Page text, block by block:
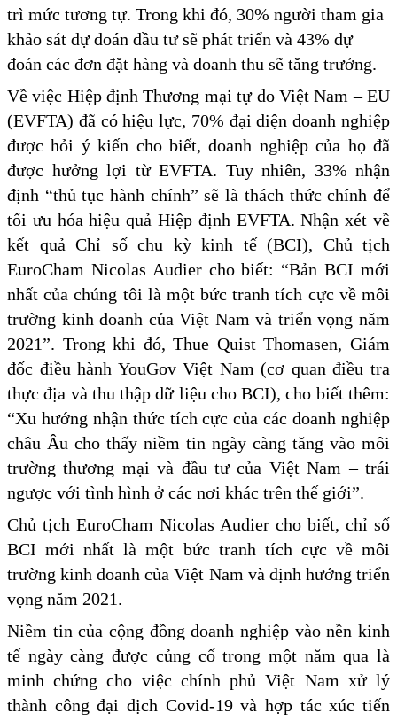
trì mức tương tự. Trong khi đó, 30% người tham gia
khảo sát dự đoán đầu tư sẽ phát triển và 43% dự
đoán các đơn đặt hàng và doanh thu sẽ tăng trưởng.
Về việc Hiệp định Thương mại tự do Việt Nam – EU
(EVFTA) đã có hiệu lực, 70% đại diện doanh nghiệp
được hỏi ý kiến cho biết, doanh nghiệp của họ đã
được hưởng lợi từ EVFTA. Tuy nhiên, 33% nhận
định “thủ tục hành chính” sẽ là thách thức chính để
tối ưu hóa hiệu quả Hiệp định EVFTA. Nhận xét về
kết quả Chỉ số chu kỳ kinh tế (BCI), Chủ tịch
EuroCham Nicolas Audier cho biết: “Bản BCI mới
nhất của chúng tôi là một bức tranh tích cực về môi
trường kinh doanh của Việt Nam và triển vọng năm
2021”. Trong khi đó, Thue Quist Thomasen, Giám
đốc điều hành YouGov Việt Nam (cơ quan điều tra
thực địa và thu thập dữ liệu cho BCI), cho biết thêm:
“Xu hướng nhận thức tích cực của các doanh nghiệp
châu Âu cho thấy niềm tin ngày càng tăng vào môi
trường thương mại và đầu tư của Việt Nam – trái
ngược với tình hình ở các nơi khác trên thế giới”.
Chủ tịch EuroCham Nicolas Audier cho biết, chỉ số
BCI mới nhất là một bức tranh tích cực về môi
trường kinh doanh của Việt Nam và định hướng triển
vọng năm 2021.
Niềm tin của cộng đồng doanh nghiệp vào nền kinh
tế ngày càng được củng cố trong một năm qua là
minh chứng cho việc chính phủ Việt Nam xử lý
thành công đại dịch Covid-19 và hợp tác xúc tiến